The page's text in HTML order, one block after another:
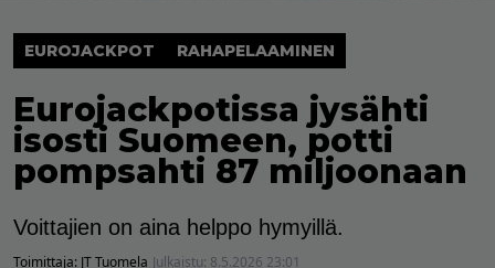
EUROJACKPOT RAHAPELAAMINEN
Eurojackpotissa jysähti
isosti Suomeen, potti
pompsahti 87 miljoonaan
Voittajien on aina helppo hymyillä.
Toimittaja: JT Tuomela Julkaistu: 8.5.2026 23:01